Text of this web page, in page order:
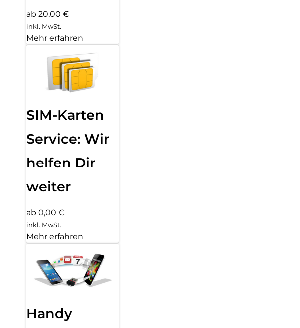
ab 20,00 €
inkl. MwSt.
Mehr erfahren
SIM-Karten
Service: Wir
helfen Dir
weiter
ab 0,00 €
inkl. MwSt.
Mehr erfahren
Handy